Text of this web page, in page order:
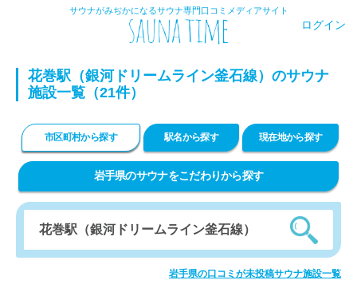
サウナがみぢかになるサウナ専門口コミメディアサイト
ログイン
花巻駅（銀河ドリームライン釜石線）のサウナ
施設一覧（21件）
市区町村から探す 駅名から探す 現在地から探す
岩手県のサウナをこだわりから探す
岩手県の口コミが未投稿サウナ施設一覧